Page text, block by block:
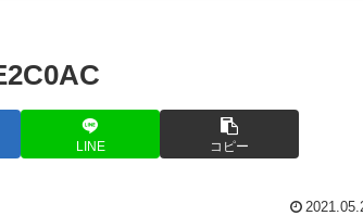
LINE コピー